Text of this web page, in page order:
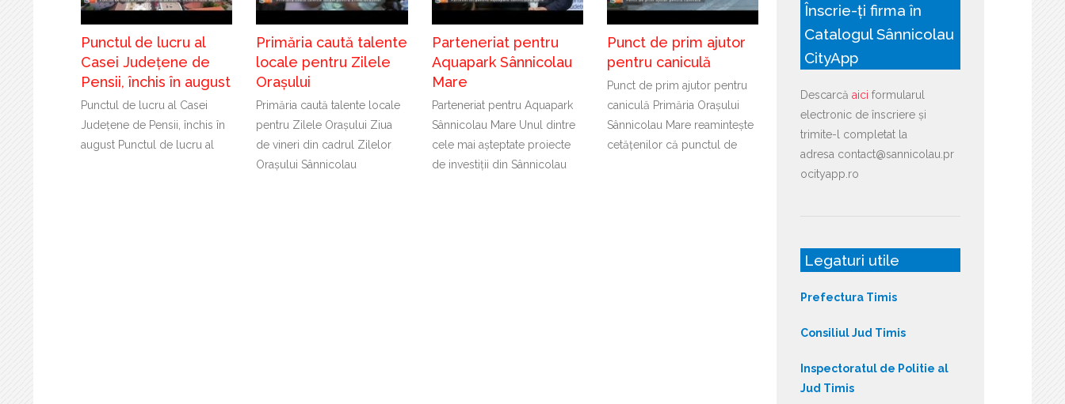
Punctul de lucru al
Casei Județene de
Pensii, închis în august
Punctul de lucru al Casei
Județene de Pensii, închis în
august Punctul de lucru al
Primăria caută talente
locale pentru Zilele
Orașului
Primăria caută talente locale
pentru Zilele Orașului Ziua
de vineri din cadrul Zilelor
Orașului Sânnicolau
Parteneriat pentru
Aquapark Sânnicolau
Mare
Parteneriat pentru Aquapark
Sânnicolau Mare Unul dintre
cele mai așteptate proiecte
de investiții din Sânnicolau
Punct de prim ajutor
pentru caniculă
Punct de prim ajutor pentru
caniculă Primăria Orașului
Sânnicolau Mare reamintește
cetățenilor că punctul de
Înscrie-ți firma în
Catalogul Sânnicolau
CityApp
Descarcă aici formularul
electronic de înscriere și
trimite-l completat la
adresa contact@sannicolau.pr
ocityapp.ro
Legaturi utile
Prefectura Timis
Consiliul Jud Timis
Inspectoratul de Politie al
Jud Timis